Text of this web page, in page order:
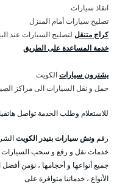
انقاذ سيارات
تصليح سيارات أمام المنزل
كراج متنقل لتصليح السيارات عند
خدمة المساعدة على الطريق
يشترون سياراتالكويت
حمل و نقل السيارات الى مراكز
للاستعلام وطلب الخدمة تواصل
رقم ونش سيارات بنيدر الكويت
خدمات نقل و رفع و سحب
جميع أنواعها و أحجامها ، نؤمن
الأنواع ، خدماتنا متوافرة على